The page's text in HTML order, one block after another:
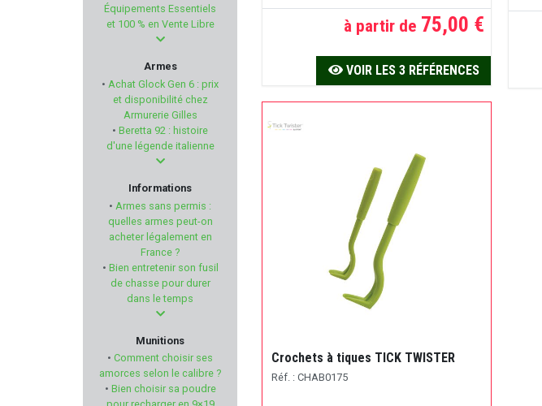
WEENECT
BAIKAL
SAVIOR EQUIPMENT
NRA-FUD
PIXFRA
TASCO
PIERRE ARTISAN
Équipements Essentiels
et 100 % en Vente Libre
Armes
• Achat Glock Gen 6 : prix
et disponibilité chez
Armurerie Gilles
• Beretta 92 : histoire
d'une légende italienne
Informations
• Armes sans permis :
quelles armes peut-on
acheter légalement en
France ?
• Bien entretenir son fusil
de chasse pour durer
dans le temps
Munitions
• Comment choisir ses
amorces selon le calibre ?
• Bien choisir sa poudre
à partir de 75,00 €
VOIR LES 3 RÉFÉRENCES
Crochets à tiques TICK TWISTER
Réf. : CHAB0175